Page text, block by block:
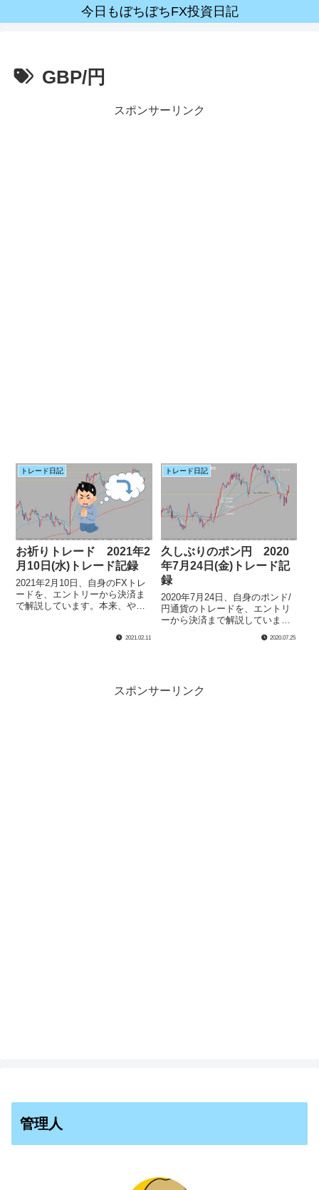
今日もぼちぼちFX投資日記
GBP/円
スポンサーリンク
トレード日記
お祈りトレード 2021年2
月10日(水)トレード記録
2021年2月10日、自身のFXトレ
ードを、エントリーから決済ま
で解説しています。本来、やっ
2021.02.11
トレード日記
久しぶりのポン円 2020
年7月24日(金)トレード記
録
2020年7月24日、自身のポンド/
円通貨のトレードを、エントリ
ーから決済まで解説していま
す。今日は久しぶりにポンド/円
2020.07.25
スポンサーリンク
管理人